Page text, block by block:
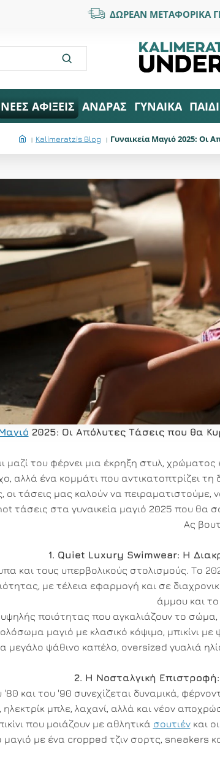
ΔΩΡΕΑΝ ΜΕΤΑΦΟΡΙΚΑ
ΝΕΕΣ ΑΦΙΞΕΙΣ ΑΝΔΡΑΣ ΓΥΝΑΙΚΑ ΠΑΙΔΙ
Kalimeratzis Blog Γυναικεία Μαγιό 2025: Οι
2025: Οι Απόλυτες Τάσεις που θα
μαζί του φέρνει μια έκρηξη στυλ,
αλλά ένα κομμάτι που αντικατοπτρίζει
οι τάσεις μας καλούν να
τάσεις στα γυναικεία μαγιό 2025 που
Ας
1. Quiet Luxury Swimwear: Η
και τους υπερβολικούς στολισμούς. Το
με τέλεια εφαρμογή και σε
άμμου και
ποιότητας που αγκαλιάζουν το
μαγιό με κλασικό κόψιμο, μπικίνι
μεγάλο ψάθινο καπέλο, oversized γυαλιά
2. Η Νοσταλγική
και του '90 συνεχίζεται δυναμικά,
ηλεκτρίκ μπλε, λαχανί, αλλά και νέον
που μοιάζουν με αθλητικά σουτιένκαι
με ένα cropped τζιν σορτς, sneakers